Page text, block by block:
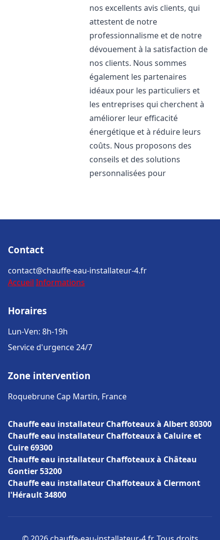
nos excellents avis clients, qui
attestent de notre
professionnalisme et de notre
dévouement à la satisfaction de
nos clients. Nous sommes
également les partenaires
idéaux pour les particuliers et
les entreprises qui cherchent à
améliorer leur efficacité
énergétique et à réduire leurs
coûts. Nous proposons des
conseils et des solutions
personnalisées pour
Contact
contact@chauffe-eau-installateur-4.fr
Accueil Informations
Horaires
Lun-Ven: 8h-19h
Service d'urgence 24/7
Zone intervention
Roquebrune Cap Martin, France
Chauffe eau installateur Chaffoteaux à Albert 80300
Chauffe eau installateur Chaffoteaux à Caluire et
Cuire 69300
Chauffe eau installateur Chaffoteaux à Château
Gontier 53200
Chauffe eau installateur Chaffoteaux à Clermont
l'Hérault 34800